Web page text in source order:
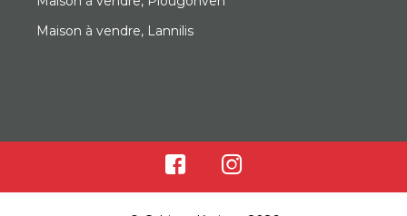
Maison à vendre, Lannilis